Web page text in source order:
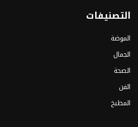
التصنيفات
الموضة
الجمال
الصحة
الفن
المطبخ